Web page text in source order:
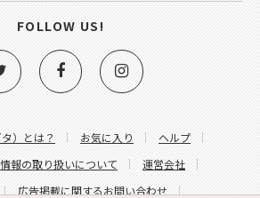
）とは？ お気に入り
ヘルプ
報の取り扱いについて
運営会社
広告掲載に関するお問い合わせ
FOLLOW US!